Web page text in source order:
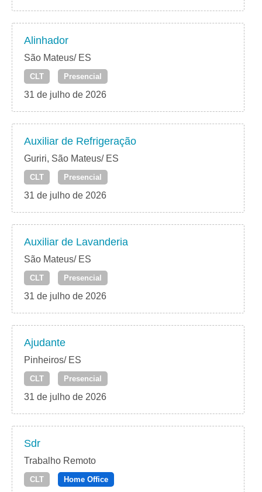
Alinhador
São Mateus/ ES
CLT Presencial
31 de julho de 2026
Auxiliar de Refrigeração
Guriri, São Mateus/ ES
CLT Presencial
31 de julho de 2026
Auxiliar de Lavanderia
São Mateus/ ES
CLT Presencial
31 de julho de 2026
Ajudante
Pinheiros/ ES
CLT Presencial
31 de julho de 2026
Sdr
Trabalho Remoto
CLT Home Office